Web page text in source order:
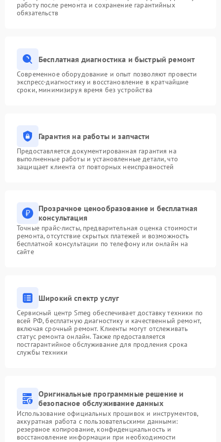
работу после ремонта и сохранение гарантийных
обязательств
Бесплатная диагностика и быстрый ремонт
Современное оборудование и опыт позволяют провести
экспресс-диагностику и восстановление в кратчайшие
сроки, минимизируя время без устройства
Гарантия на работы и запчасти
Предоставляется документированная гарантия на
выполненные работы и установленные детали, что
защищает клиента от повторных неисправностей
Прозрачное ценообразование и бесплатная
консультация
Точные прайс-листы, предварительная оценка стоимости
ремонта, отсутствие скрытых платежей и возможность
бесплатной консультации по телефону или онлайн на
сайте
Широкий спектр услуг
Сервисный центр Smeg обеспечивает доставку техники по
всей РФ, бесплатную диагностику и качественный ремонт,
включая срочный ремонт. Клиенты могут отслеживать
статус ремонта онлайн. Также предоставляется
постгарантийное обслуживание для продления срока
службы техники
Оригинальные программные решение и
безопасное обслуживание данных
Использование официальных прошивок и инструментов,
аккуратная работа с пользовательскими данными:
резервное копирование, конфиденциальность и
восстановление информации при необходимости